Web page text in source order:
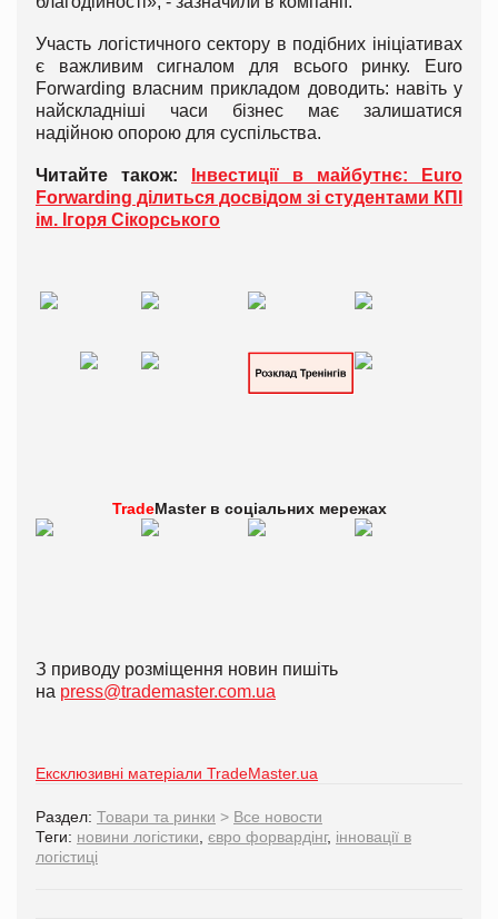
Участь логістичного сектору в подібних ініціативах
є важливим сигналом для всього ринку. Euro
Forwarding власним прикладом доводить: навіть у
найскладніші часи бізнес має залишатися
надійною опорою для суспільства.
Читайте також:
Інвестиції в майбутнє: Euro
Forwarding ділиться досвідом зі студентами КПІ
ім. Ігоря Сікорського
TradeMaster в соціальних мережах
З приводу розміщення новин пишіть
на press@trademaster.com.ua
Ексклюзивні матеріали TradeMaster.ua
Раздел: Товари та ринки > Все новости
Теги: новини логістики євро форвардінг, інновації в
логістиці